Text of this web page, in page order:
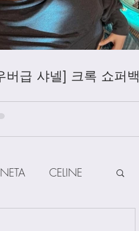
버급 샤넬] 크록 쇼퍼백
CELINE